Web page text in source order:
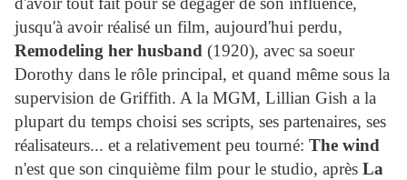
jusqu'à avoir réalisé un film, aujourd'hui perdu,
Remodeling her husband (1920), avec sa soeur
Dorothy dans le rôle principal, et quand même sous la
supervision de Griffith. A la MGM, Lillian Gish a la
plupart du temps choisi ses scripts, ses partenaires, ses
réalisateurs... et a relativement peu tourné: The wind
n'est que son cinquième film pour le studio, après La